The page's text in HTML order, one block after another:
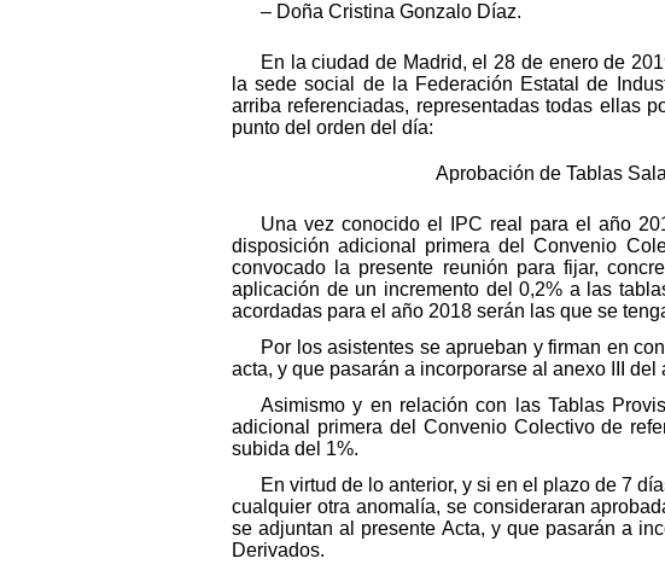
– Doña Cristina Gonzalo Díaz.
En la ciudad de Madrid, el 28 de enero de
la sede social de la Federación Estatal de
arriba referenciadas, representadas todas ellas
punto del orden del día:
Aprobación de Tablas
Una vez conocido el IPC real para el año
disposición adicional primera del Convenio
convocado la presente reunión para fijar,
aplicación de un incremento del 0,2% a las
acordadas para el año 2018 serán las que se
Por los asistentes se aprueban y firman en
acta, y que pasarán a incorporarse al anexo III
Asimismo y en relación con las Tablas
adicional primera del Convenio Colectivo de
subida del 1%.
En virtud de lo anterior, y si en el plazo de 7
cualquier otra anomalía, se consideraran
se adjuntan al presente Acta, y que pasarán a
Derivados.